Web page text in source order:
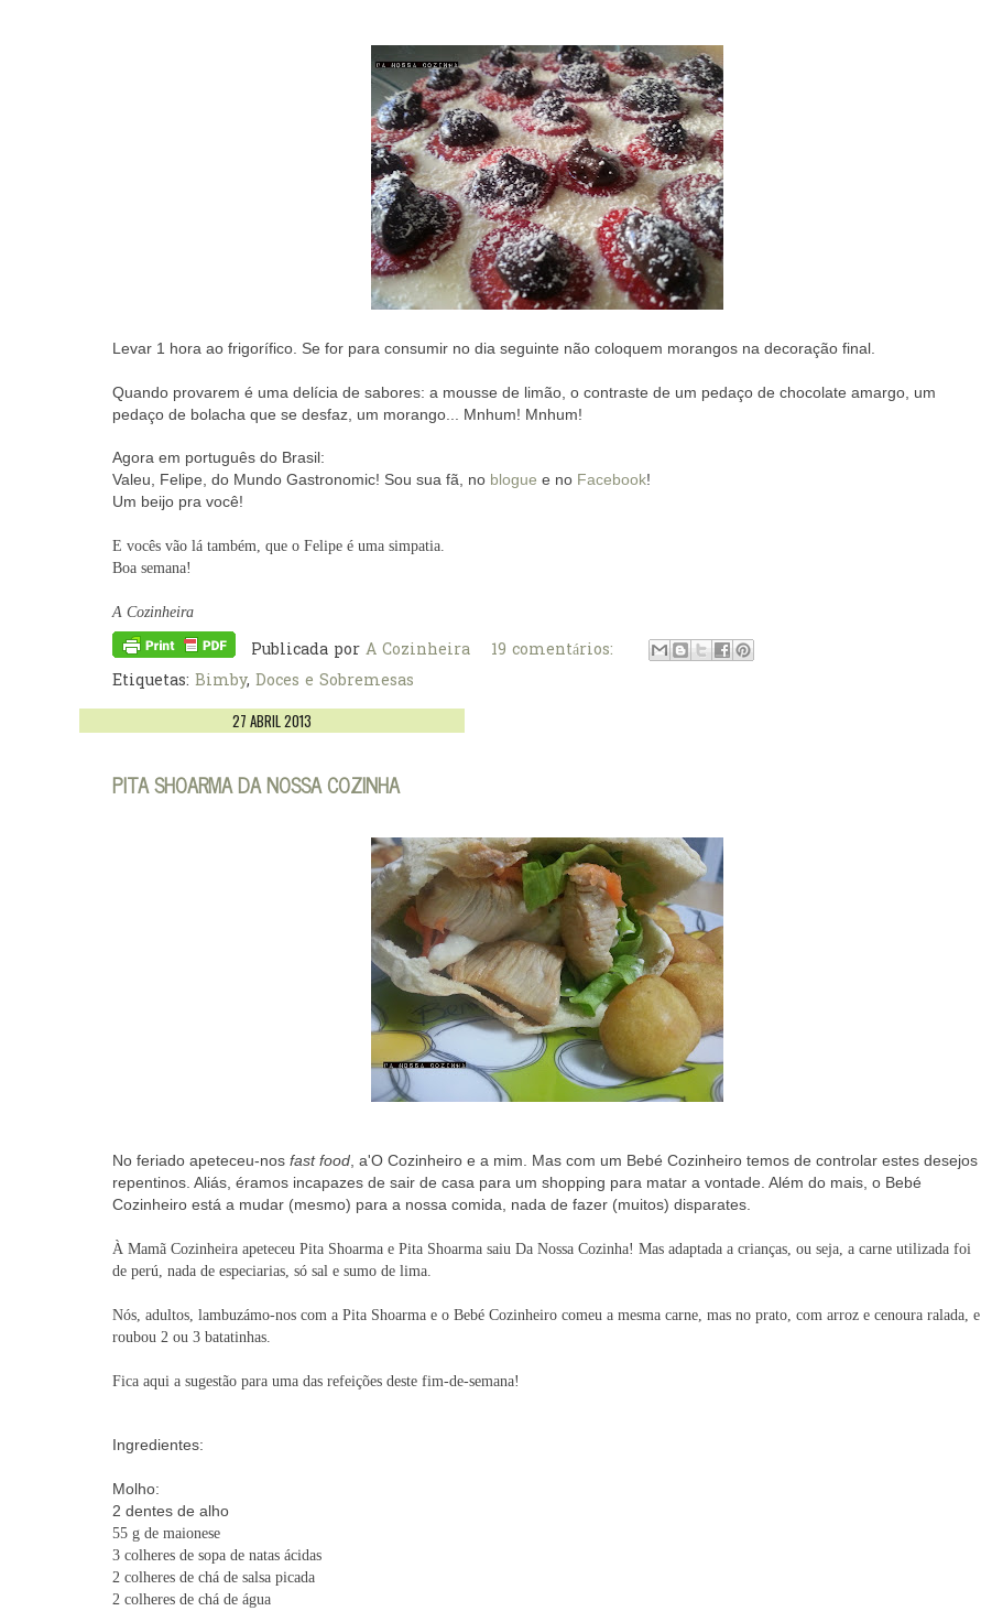
Levar 1 hora ao frigorífico. Se for para consumir no dia seguinte não coloquem morangos na decoração final.
Quando provarem é uma delícia de sabores: a mousse de limão, o contraste de um pedaço de chocolate amargo, um
pedaço de bolacha que se desfaz, um morango... Mnhum! Mnhum!
Agora em português do Brasil:
Valeu, Felipe, do Mundo Gastronomic! Sou sua fã, no blogue e no Facebook!
Um beijo pra você!
E vocês vão lá também, que o Felipe é uma simpatia.
Boa semana!
A Cozinheira
Publicada por A Cozinheira
19 comentários:
Etiquetas: Bimby, Doces e Sobremesas
27 ABRIL 2013
PITA SHOARMA DA NOSSA COZINHA
No feriado apeteceu-nos fast food , a'O Cozinheiro e a mim. Mas com um Bebé Cozinheiro temos de controlar estes desejos
repentinos. Aliás, éramos incapazes de sair de casa para um shopping para matar a vontade. Além do mais, o Bebé
Cozinheiro está a mudar (mesmo) para a nossa comida, nada de fazer (muitos) disparates.
À Mamã Cozinheira apeteceu Pita Shoarma e Pita Shoarma saiu Da Nossa Cozinha! Mas adaptada a crianças, ou seja, a carne utilizada foi
de perú, nada de especiarias, só sal e sumo de lima.
Nós, adultos, lambuzámo-nos com a Pita Shoarma e o Bebé Cozinheiro comeu a mesma carne, mas no prato, com arroz e cenoura ralada, e
roubou 2 ou 3 batatinhas.
Fica aqui a sugestão para uma das refeições deste fim-de-semana!
Ingredientes:
Molho:
2 dentes de alho
55 g de maionese
3 colheres de sopa de natas ácidas
2 colheres de chá de salsa picada
2 colheres de chá de água